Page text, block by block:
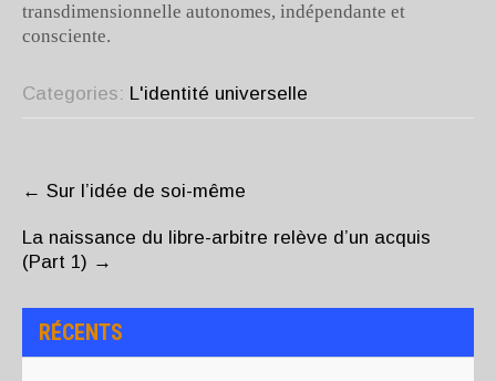
transdimensionnelle autonomes, indépendante et
consciente.
Categories: L'identité universelle
NAVIGATION
← Sur l’idée de soi-même
La naissance du libre-arbitre relève d’un acquis
(Part 1) →
RÉCENTS